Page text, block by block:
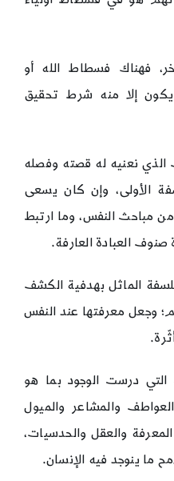
فهناك فسطاط الله أو
يكون إلا منه شرط تحقيق
الذي نعنيه له قصته وفصله
الأولى، وإن كان يسعى
مباحث النفس، وما ارتبط
العبادة العارفة.
الماثل بهدفية الكشف
وجعل معرفتها عند النفس
التي درست الوجود بما هو
والمشاعر والميول
والعقل والحدسيات،
ما ينوجد فيه الإنسان.